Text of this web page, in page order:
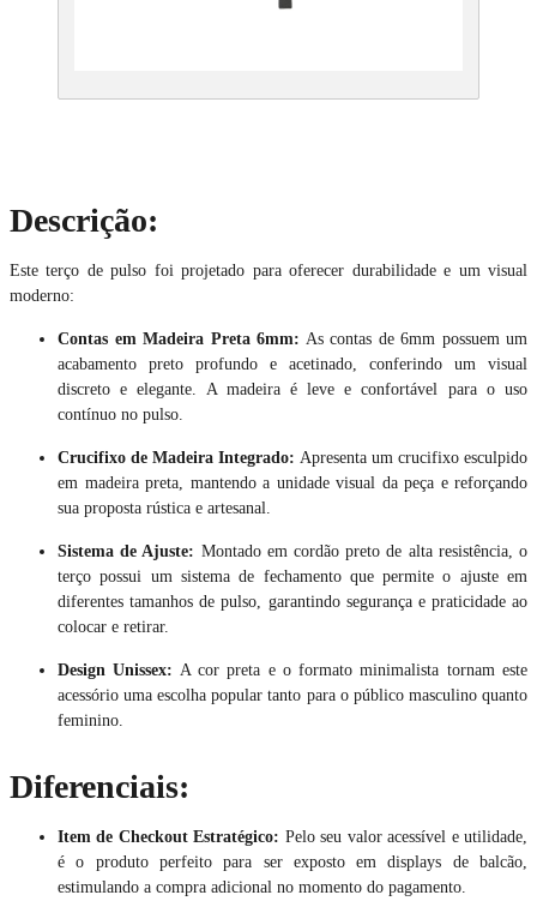
Descrição:
Este terço de pulso foi projetado para oferecer durabilidade e um visual
moderno:
Contas em Madeira Preta 6mm: As contas de 6mm possuem um
acabamento preto profundo e acetinado, conferindo um visual
discreto e elegante. A madeira é leve e confortável para o uso
contínuo no pulso.
Crucifixo de Madeira Integrado: Apresenta um crucifixo esculpido
em madeira preta, mantendo a unidade visual da peça e reforçando
sua proposta rústica e artesanal.
Sistema de Ajuste: Montado em cordão preto de alta resistência, o
terço possui um sistema de fechamento que permite o ajuste em
diferentes tamanhos de pulso, garantindo segurança e praticidade ao
colocar e retirar.
Design Unissex: A cor preta e o formato minimalista tornam este
acessório uma escolha popular tanto para o público masculino quanto
feminino.
Diferenciais:
Item de Checkout Estratégico: Pelo seu valor acessível e utilidade,
é o produto perfeito para ser exposto em displays de balcão,
estimulando a compra adicional no momento do pagamento.